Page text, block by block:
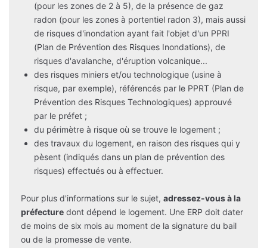
(pour les zones de 2 à 5), de la présence de gaz
radon (pour les zones à portentiel radon 3), mais aussi
de risques d'inondation ayant fait l'objet d'un PPRI
(Plan de Prévention des Risques Inondations), de
risques d'avalanche, d'éruption volcanique...
des risques miniers et/ou technologique (usine à
risque, par exemple), référencés par le PPRT (Plan de
Prévention des Risques Technologiques) approuvé
par le préfet ;
du périmètre à risque où se trouve le logement ;
des travaux du logement, en raison des risques qui y
pèsent (indiqués dans un plan de prévention des
risques) effectués ou à effectuer.
Pour plus d'informations sur le sujet, adressez-vous à la
préfecture dont dépend le logement. Une ERP doit dater
de moins de six mois au moment de la signature du bail
ou de la promesse de vente.